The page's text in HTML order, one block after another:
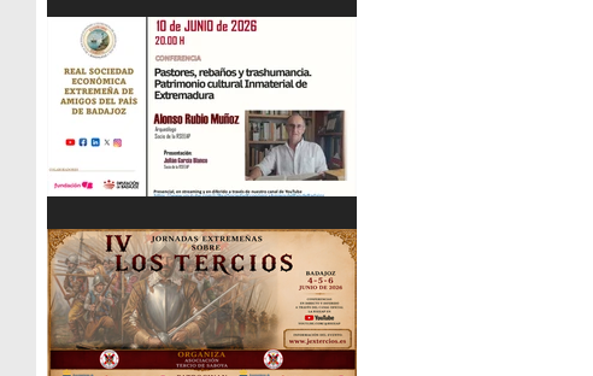
“DIÁLOGOS EMPRESARIALES CON...”
Cayetano López Sánchez y Ricardo
Leal Cordobés 03/06/26
"Pastores, rebaños y trashumancia.
Patrimonio cultural Inmaterial de
Extremadura" Alonso Rubio Muñoz.
10/06/26